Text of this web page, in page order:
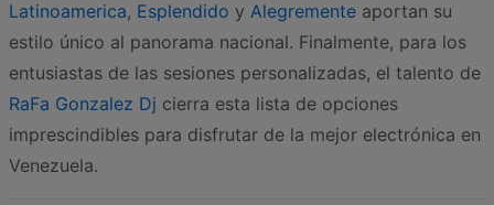
Latinoamerica, Esplendido y Alegremente aportan su
estilo único al panorama nacional. Finalmente, para los
entusiastas de las sesiones personalizadas, el talento de
RaFa Gonzalez Dj cierra esta lista de opciones
imprescindibles para disfrutar de la mejor electrónica en
Venezuela.